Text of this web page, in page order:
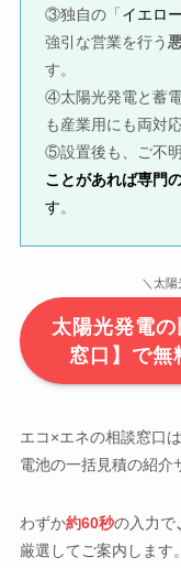
③独自の「 イエロ
強引な営業を行う
す。
④太陽光発電と蓄
も産業用にも両対
⑤設置後も、ご不
ことがあれば専門
す。
＼太陽
太陽光発電
窓口】で無
エコ×エネの相談窓口
電池の一括見積の紹介
わずか約60秒の入力で
厳選してご案内します。